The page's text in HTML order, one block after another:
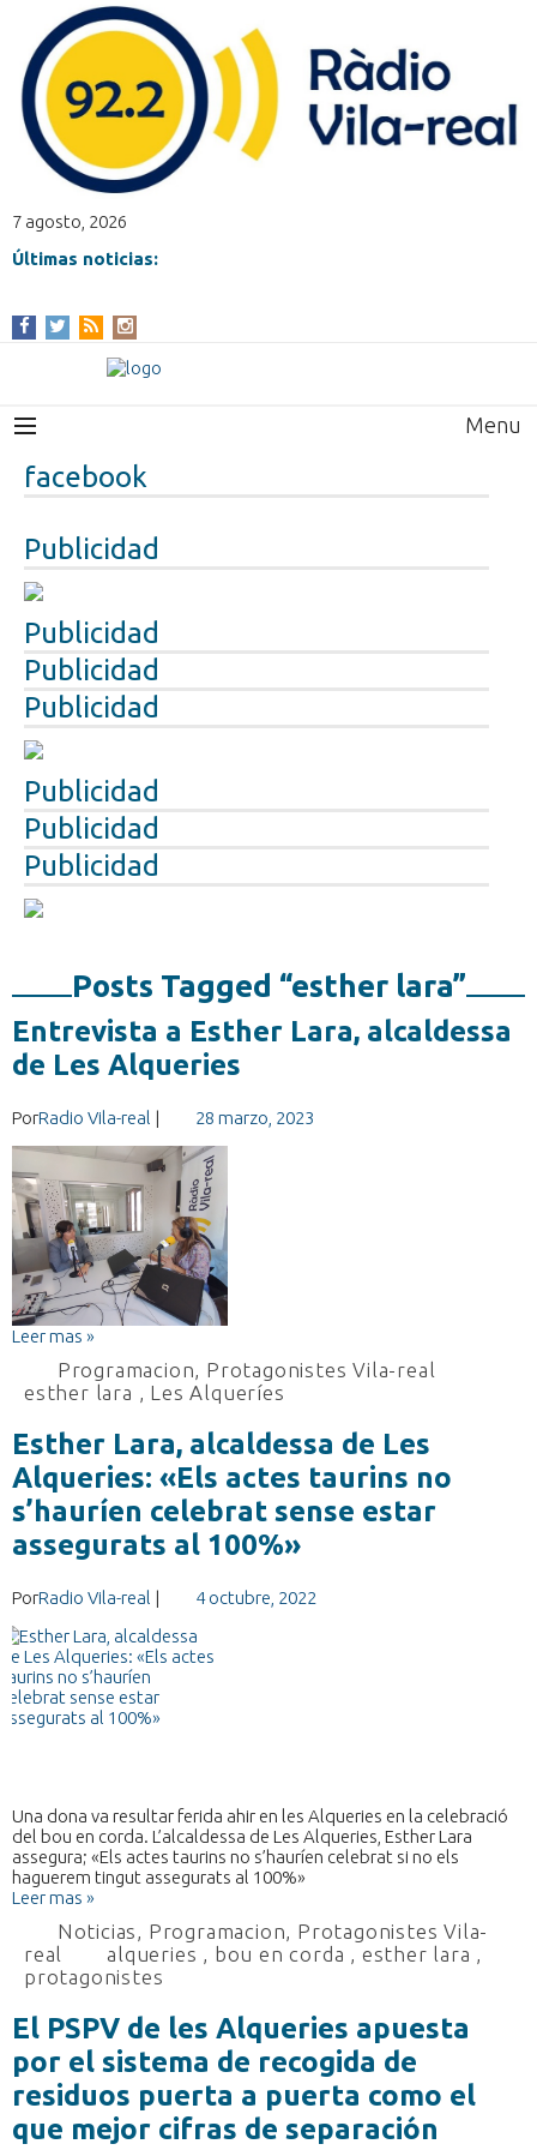
7 agosto, 2026
Últimas noticias:
Menu
facebook
Publicidad
Publicidad
Publicidad
Publicidad
Publicidad
Publicidad
Publicidad
Posts Tagged “esther lara”
Entrevista a Esther Lara, alcaldessa
de Les Alqueries
PorRadio Vila-real | 28 marzo, 2023
Leer mas »
Programacion
Protagonistes Vila-real
esther lara
Les Alqueríes
Esther Lara, alcaldessa de Les
Alqueries: «Els actes taurins no
s’hauríen celebrat sense estar
assegurats al 100%»
PorRadio Vila-real | 4 octubre, 2022
Una dona va resultar ferida ahir en les Alqueries en la celebració
del bou en corda. L’alcaldessa de Les Alqueries, Esther Lara
assegura; «Els actes taurins no s’hauríen celebrat si no els
haguerem tingut assegurats al 100%»
Leer mas »
Noticias Programacion
Protagonistes Vila-
real
alqueries bou en corda esther lara
protagonistes
El PSPV de les Alqueries apuesta
por el sistema de recogida de
residuos puerta a puerta como el
que mejor cifras de separación